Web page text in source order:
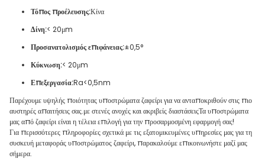
Τόπος προέλευσης:Κίνα
Δίνη:< 20μm
Προσανατολισμός επιφάνειας:±0,5°
Κύκνωση:< 20μm
Επεξεργασία:Ra<0,5nm
Παρέχουμε υψηλής ποιότητας υποστρώματα ζαφείρι για να ανταποκριθούν στις πιο
αυστηρές απαιτήσεις σας.με στενές ανοχές και ακριβείς διαστάσειςΤα υποστρώματα
μας από ζαφείρι είναι η τέλεια επιλογή για την προσαρμοσμένη εφαρμογή σας!
Για περισσότερες πληροφορίες σχετικά με τις εξατομικευμένες υπηρεσίες μας για τη
συσκευή μεταφοράς υποστρώματος ζαφείρι, παρακαλούμε επικοινωνήστε μαζί μας
σήμερα.